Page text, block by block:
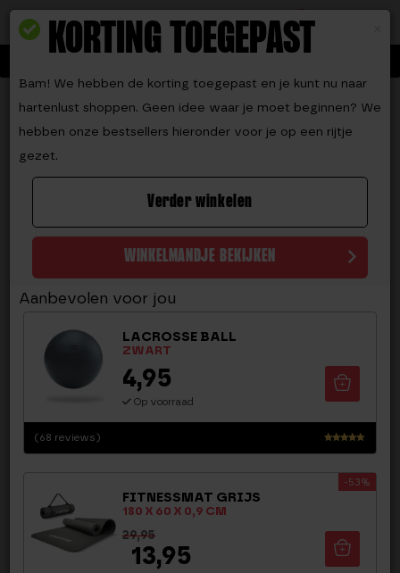
KORTING TOEGEPAST
Bam! We hebben de korting toegepast en je kunt nu naar
hartenlust shoppen. Geen idee waar je moet beginnen? We
hebben onze bestsellers hieronder voor je op een rijtje
gezet.
Verder winkelen
WINKELMANDJE BEKIJKEN
Aanbevolen voor jou
LACROSSE BALL
ZWART
Waarderi
(68 reviews)
4,95
Op voorraad
FITNESSMAT GRIJS
180 X 60 X 0,9 CM
-53%
29,95
13,95
9.2
Toggle navigation
LACROSSE BALL
gebaseerd
(69reviews)